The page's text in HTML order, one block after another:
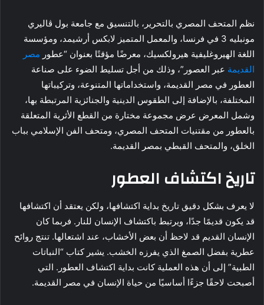
نظم المتحف المصري بالتحرير، بالتنسيق مع جامعة بول ڤاليري
مونبليه 3 في فرنسا، والمعمل المتميز لابكس أرشيمد، ومؤسسة
اللغة الهيروغليفية هيرولكسيك، معرضًا مؤقتًا بعنوان “عطور مصر
القديمة عبر العصور”، وذلك من أجل تسليط الضوء على صناعة
العطور في مصر القديمة، واستخداماتها المتنوعة، وتركيباتها
المختلفة، بالإضافة إلى الطقوس الدينية والجنائزية المرتبطة بها،
وشمل المعرض عرض مجموعة مختارة من القطع الأثرية المتعلقة
بالعطور من مقتنيات المتحف المصري، ومتحف الفن الإسلامي بباب
الخلق، والمتحف القبطي بمصر القديمة.
تاريخ اكتشاف العطور
لا يعرف بشكل دقيق تاريخ بداية اكتشافها، ولكن يعتقد أن اكتشافها
قد يكون قديمًا جدًا، ويرتبط باكتشاف الإنسان للنار. فربما كان
الإنسان القديم قد لاحظ أن بعض الأخشاب، عند اشتعالها. تنتج روائح
عطرية بفضل الصمغ الذي يفرزه الخشب. يشير كتاب “النباتات
الطبية” إلى أن هذه العملية كانت بداية اكتشاف العطور. التي
أصبحت لاحقًا جزءًا أساسيًا من حياة الإنسان في مصر القديمة.